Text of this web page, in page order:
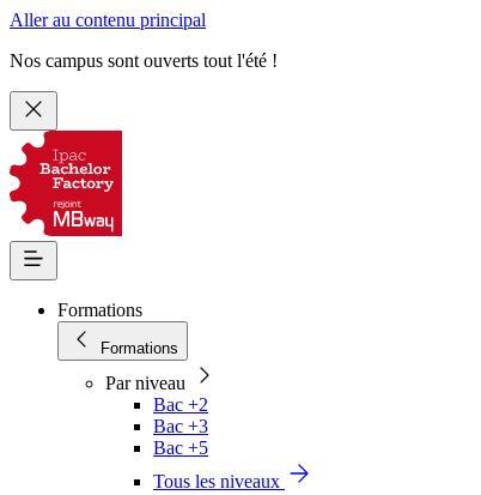
Aller au contenu principal
Nos campus sont ouverts tout l'été !
Formations
Formations
Par niveau
Bac +2
Bac +3
Bac +5
Tous les niveaux